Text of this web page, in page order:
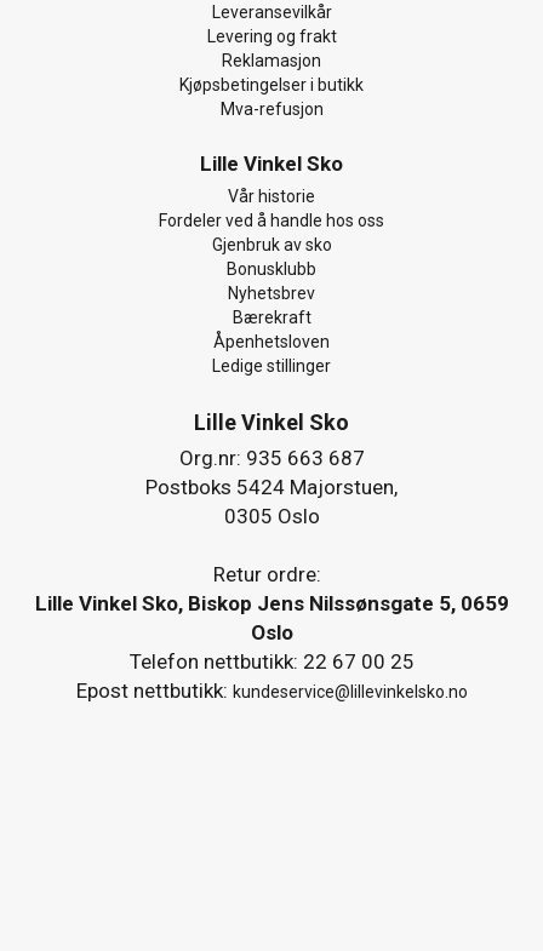
Leveransevilkår
Levering og frakt
Reklamasjon
Kjøpsbetingelser i butikk
Mva-refusjon
Lille Vinkel Sko
Vår historie
Fordeler ved å handle hos oss
Gjenbruk av sko
Bonusklubb
Nyhetsbrev
Bærekraft
Åpenhetsloven
Ledige stillinger
Lille Vinkel Sko
Org.nr: 935 663 687
Postboks 5424 Majorstuen,
0305 Oslo
Retur ordre:
Lille Vinkel Sko, Biskop Jens Nilssønsgate 5, 0659
Oslo
Telefon nettbutikk: 22 67 00 25
Epost nettbutikk: kundeservice@lillevinkelsko.no